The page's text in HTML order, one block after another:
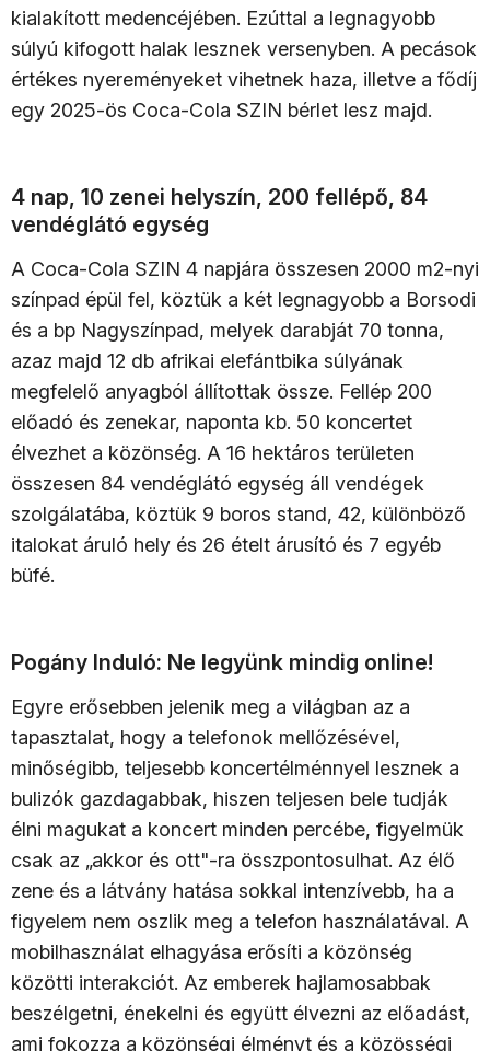
kialakított medencéjében. Ezúttal a legnagyobb
súlyú kifogott halak lesznek versenyben. A pecások
értékes nyereményeket vihetnek haza, illetve a fődíj
egy 2025-ös Coca-Cola SZIN bérlet lesz majd.
4 nap, 10 zenei helyszín, 200 fellépő, 84
vendéglátó egység
A Coca-Cola SZIN 4 napjára összesen 2000 m2-nyi
színpad épül fel, köztük a két legnagyobb a Borsodi
és a bp Nagyszínpad, melyek darabját 70 tonna,
azaz majd 12 db afrikai elefántbika súlyának
megfelelő anyagból állítottak össze. Fellép 200
előadó és zenekar, naponta kb. 50 koncertet
élvezhet a közönség. A 16 hektáros területen
összesen 84 vendéglátó egység áll vendégek
szolgálatába, köztük 9 boros stand, 42, különböző
italokat áruló hely és 26 ételt árusító és 7 egyéb
büfé.
Pogány Induló: Ne legyünk mindig online!
Egyre erősebben jelenik meg a világban az a
tapasztalat, hogy a telefonok mellőzésével,
minőségibb, teljesebb koncertélménnyel lesznek a
bulizók gazdagabbak, hiszen teljesen bele tudják
élni magukat a koncert minden percébe, figyelmük
csak az „akkor és ott"-ra összpontosulhat. Az élő
zene és a látvány hatása sokkal intenzívebb, ha a
figyelem nem oszlik meg a telefon használatával. A
mobilhasználat elhagyása erősíti a közönség
közötti interakciót. Az emberek hajlamosabbak
beszélgetni, énekelni és együtt élvezni az előadást,
ami fokozza a közönségi élményt és a közösségi